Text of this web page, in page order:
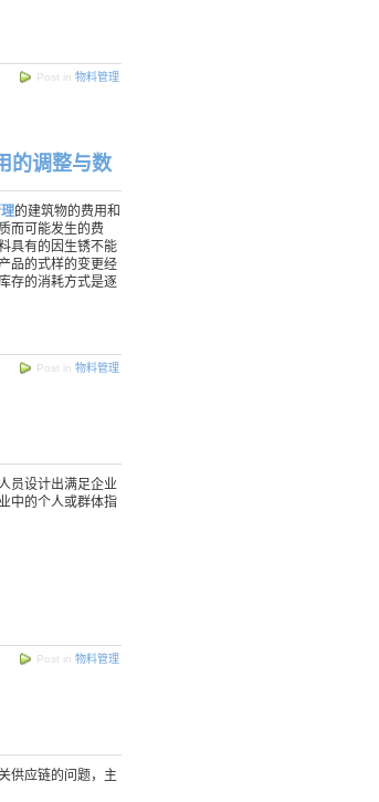
Post in 物料管理
的调整与数
的建筑物的费用和
而可能发生的费
具有的因生锈不能
品的式样的变更经
存的消耗方式是逐
Post in 物料管理
员设计出满足企业
中的个人或群体指
Post in 物料管理
供应链的问题，主